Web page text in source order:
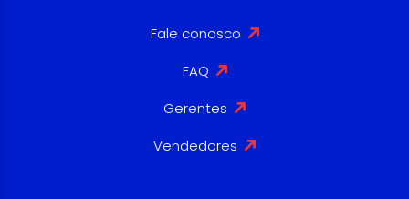
Fale conosco
FAQ
Gerentes
Vendedores